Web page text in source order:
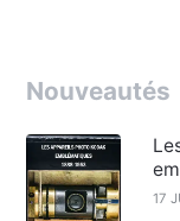
Nouveautés
17